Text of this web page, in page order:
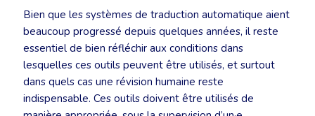
Bien que les systèmes de traduction automatique aient
beaucoup progressé depuis quelques années, il reste
essentiel de bien réfléchir aux conditions dans
lesquelles ces outils peuvent être utilisés, et surtout
dans quels cas une révision humaine reste
indispensable. Ces outils doivent être utilisés de